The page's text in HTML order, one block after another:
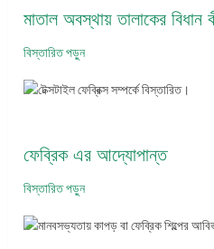
মাতাল অবস্থায় তালাকের বিধান
বিস্তারিত পড়ুন
ফেব্রিক এর আদ্যোপান্ত
বিস্তারিত পড়ুন